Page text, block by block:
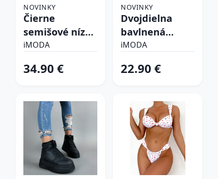
NOVINKY
Čierne
semišové nízke
čižmy
iMODA
34.90 €
NOVINKY
Dvojdielna
bavlnená
súprava
iMODA
22.90 €